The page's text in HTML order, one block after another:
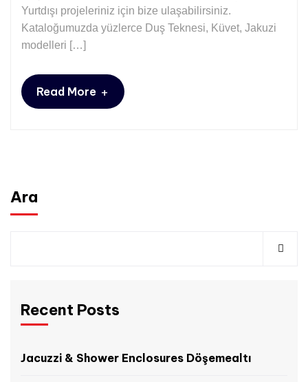
Yurtdışı projeleriniz için bize ulaşabilirsiniz.
Kataloğumuzda yüzlerce Duş Teknesi, Küvet, Jakuzi
modelleri […]
Read More +
Ara
Recent Posts
Jacuzzi & Shower Enclosures Döşemealtı